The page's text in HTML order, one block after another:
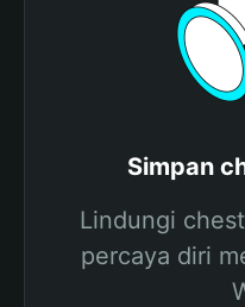
Simpan
Lindungi
percaya diri